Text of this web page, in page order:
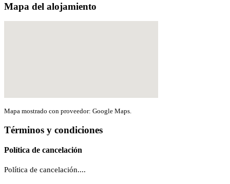
Mapa del alojamiento
Mapa mostrado con proveedor: Google Maps.
Términos y condiciones
Política de cancelación
Política de cancelación....